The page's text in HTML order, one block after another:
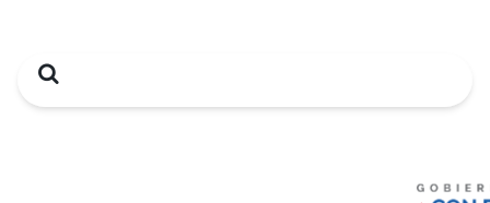
Search